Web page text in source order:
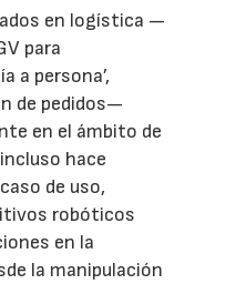
en logística —
para
a persona’,
de pedidos—
en el ámbito de
hace
de uso,
robóticos
en la
la manipulación